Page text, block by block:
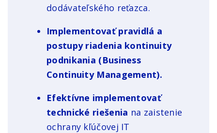
dodávateľského reťazca.
Implementovať pravidlá a
postupy riadenia kontinuity
podnikania (Business
Continuity Management).
Efektívne implementovať
technické riešenia na zaistenie
ochrany kľúčovej IT